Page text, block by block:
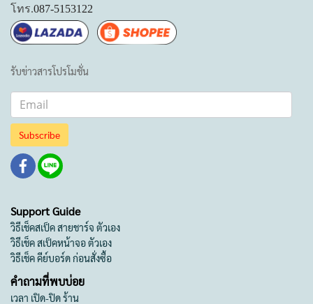
โทร.087-5153122
รับข่าวสารโปรโมชั่น
Subscribe
Support Guide
วิธีเช็คสเป็ค สายชาร์จ ตัวเอง
วิธีเช็ค สเป็คหน้าจอ ตัวเอง
วิธีเช็ค คีย์บอร์ด ก่อนสั่งซื้อ
คำถามที่พบบ่อย
เวลา เปิด-ปิด ร้าน